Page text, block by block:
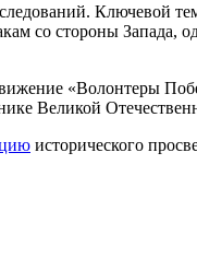
Ключевой
со стороны Запада,
«Волонтеры
Великой
исторического